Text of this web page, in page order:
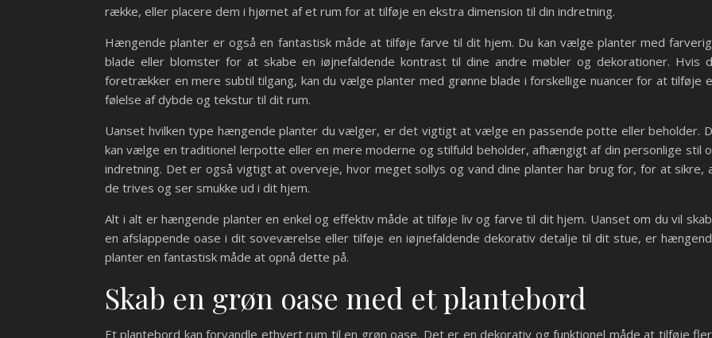
række, eller placere dem i hjørnet af et rum for at tilføje en ekstra dimension til din indretning.
Hængende planter er også en fantastisk måde at tilføje farve til dit hjem. Du kan vælge planter med
blade eller blomster for at skabe en iøjnefaldende kontrast til dine andre møbler og dekorationer. Hvis
foretrækker en mere subtil tilgang, kan du vælge planter med grønne blade i forskellige nuancer for at tilføje
følelse af dybde og tekstur til dit rum.
Uanset hvilken type hængende planter du vælger, er det vigtigt at vælge en passende potte eller beholder.
kan vælge en traditionel lerpotte eller en mere moderne og stilfuld beholder, afhængigt af din personlige stil
indretning. Det er også vigtigt at overveje, hvor meget sollys og vand dine planter har brug for, for at sikre,
de trives og ser smukke ud i dit hjem.
Alt i alt er hængende planter en enkel og effektiv måde at tilføje liv og farve til dit hjem. Uanset om du vil
en afslappende oase i dit soveværelse eller tilføje en iøjnefaldende dekorativ detalje til dit stue, er
planter en fantastisk måde at opnå dette på.
Skab en grøn oase med et plantebord
Et plantebord kan forvandle ethvert rum til en grøn oase. Det er en dekorativ og funktionel måde at tilføje